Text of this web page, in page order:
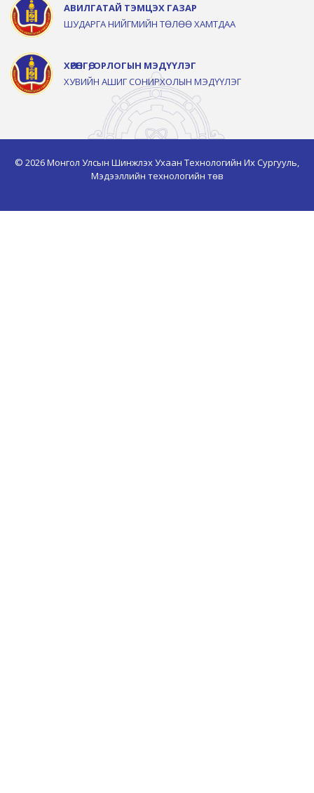
АВИЛГАТАЙ ТЭМЦЭХ ГАЗАР
ШУДАРГА НИЙГМИЙН ТӨЛӨӨ ХАМТДАА
ХӨРӨНГӨ, ОРЛОГЫН МЭДҮҮЛЭГ
ХУВИЙН АШИГ СОНИРХОЛЫН МЭДҮҮЛЭГ
© 2026 Монгол Улсын Шинжлэх Ухаан Технологийн Их Сургууль,
Мэдээллийн технологийн төв